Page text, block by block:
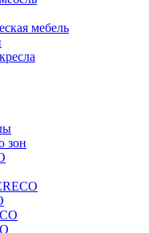
мебель
зон